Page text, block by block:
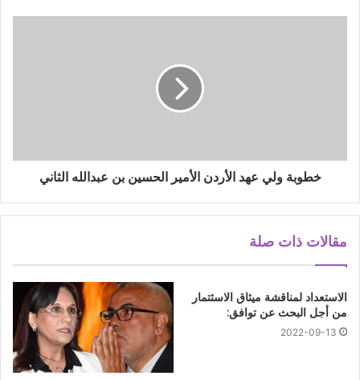
خطوبة ولي عهد الأردن الأمير الحسين بن عبدالله الثاني
مقالات ذات صلة
الاستعداد لمناقشة ميثاق الاسثتمار
من أجل البحث عن توافق:
2022-09-13